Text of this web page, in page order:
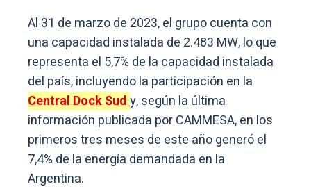
Al 31 de marzo de 2023, el grupo cuenta con
una capacidad instalada de 2.483 MW, lo que
representa el 5,7% de la capacidad instalada
del país, incluyendo la participación en la
Central Dock Sudy, según la última
información publicada por CAMMESA, en los
primeros tres meses de este año generó el
7,4% de la energía demandada en la
Argentina.